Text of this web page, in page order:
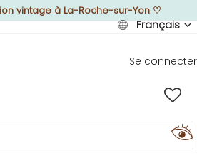
vintage à La-Roche-sur-Yon♡
Français
Se connecter